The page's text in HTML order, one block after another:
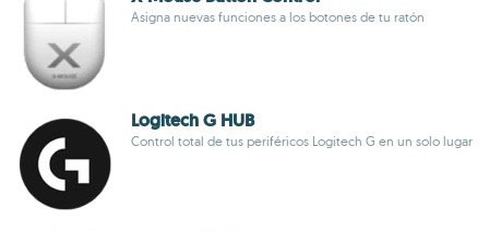
Asigna nuevas funciones a los botones de tu ratón
Logitech G HUB
Control total de tus periféricos Logitech G en un solo lugar